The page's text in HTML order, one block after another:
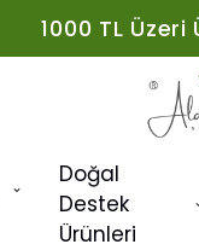
1000 TL
Doğal
Destek
Ürünleri